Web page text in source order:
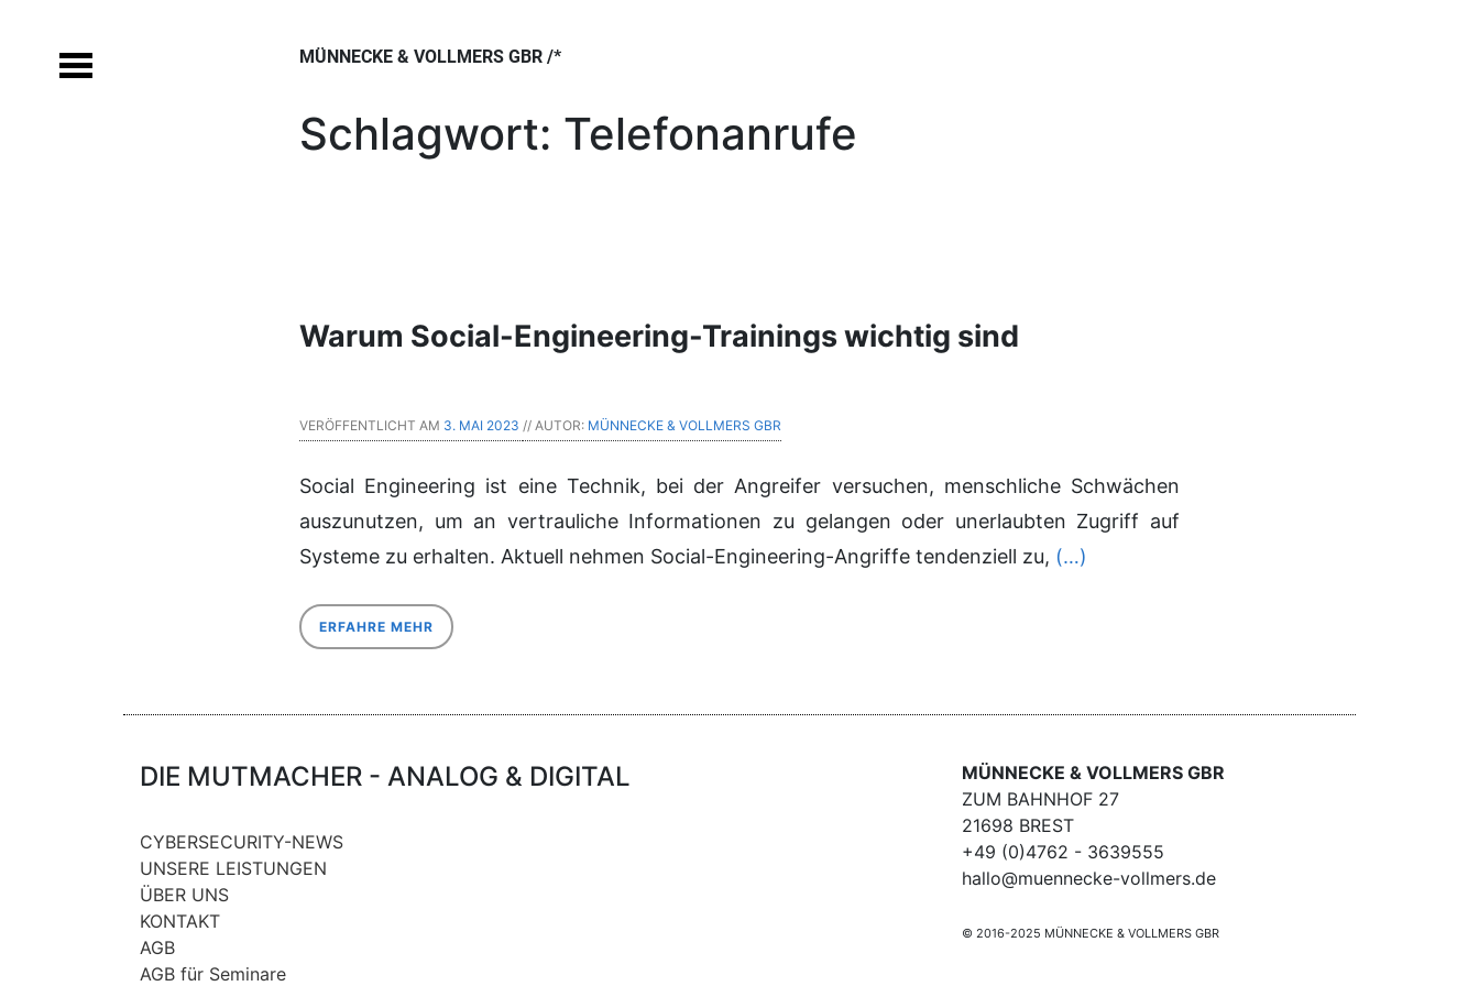
content
MÜNNECKE & VOLLMERS GBR /*
Schlagwort: Telefonanrufe
Warum Social-Engineering-Trainings wichtig sind
VERÖFFENTLICHT AM 3. MAI 2023 // AUTOR: MÜNNECKE & VOLLMERS GBR
Social Engineering ist eine Technik, bei der Angreifer versuchen, menschliche Schwächen
auszunutzen, um an vertrauliche Informationen zu gelangen oder unerlaubten Zugriff auf
Systeme zu erhalten. Aktuell nehmen Social-Engineering-Angriffe tendenziell zu, (…)
ERFAHRE MEHR
DIE MUTMACHER - ANALOG & DIGITAL
CYBERSECURITY-NEWS
UNSERE LEISTUNGEN
ÜBER UNS
KONTAKT
AGB
AGB für Seminare
MÜNNECKE & VOLLMERS GBR
ZUM BAHNHOF 27
21698 BREST
+49 (0)4762 - 3639555
hallo@muennecke-vollmers.de
© 2016-2025 MÜNNECKE & VOLLMERS GBR